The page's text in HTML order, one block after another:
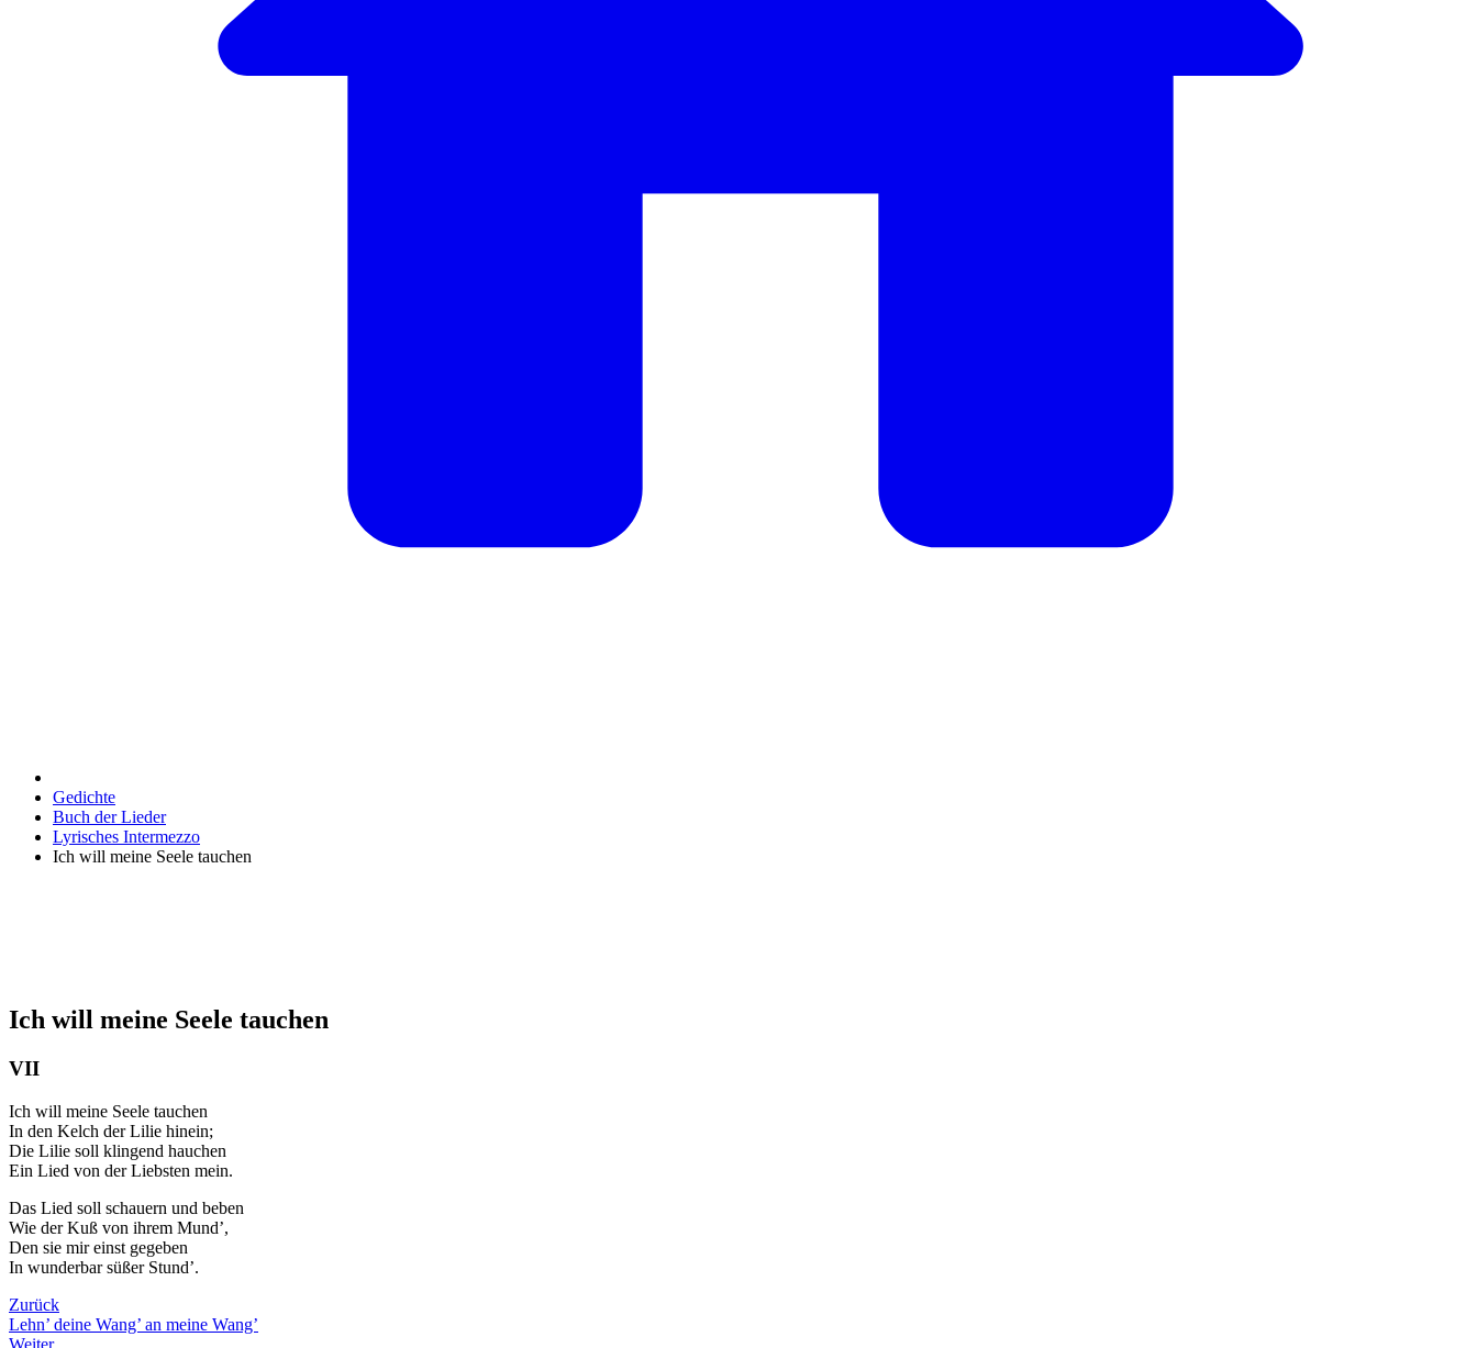
Gedichte
Buch der Lieder
Lyrisches Intermezzo
Ich will meine Seele tauchen
Ich will meine Seele tauchen
VII
Ich will meine Seele tauchen
In den Kelch der Lilie hinein;
Die Lilie soll klingend hauchen
Ein Lied von der Liebsten mein.
Das Lied soll schauern und beben
Wie der Kuß von ihrem Mund’,
Den sie mir einst gegeben
In wunderbar süßer Stund’.
Zurück
Lehn’ deine Wang’ an meine Wang’
Weiter